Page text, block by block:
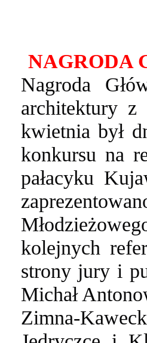
NAGRODA
Nagroda
architektury
kwietnia był
konkursu na
pałacyku
kolejnych
strony jury i
Michał
Zimna-